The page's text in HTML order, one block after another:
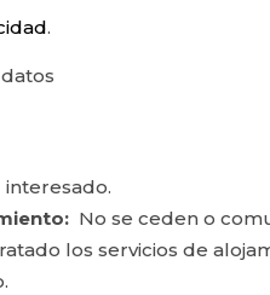
.
No se ceden o
los servicios de